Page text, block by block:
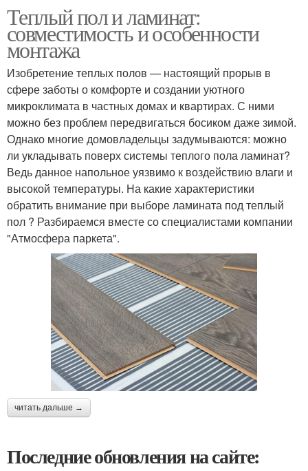
Теплый пол и ламинат:
совместимость и особенности
монтажа
Изобретение теплых полов — настоящий прорыв в
сфере заботы о комфорте и создании уютного
микроклимата в частных домах и квартирах. С ними
можно без проблем передвигаться босиком даже зимой.
Однако многие домовладельцы задумываются: можно
ли укладывать поверх системы теплого пола ламинат?
Ведь данное напольное уязвимо к воздействию влаги и
высокой температуры. На какие характеристики
обратить внимание при выборе ламината под теплый
пол ? Разбираемся вместе со специалистами компании
"Атмосфера паркета".
читать дальше →
Последние обновления на сайте: